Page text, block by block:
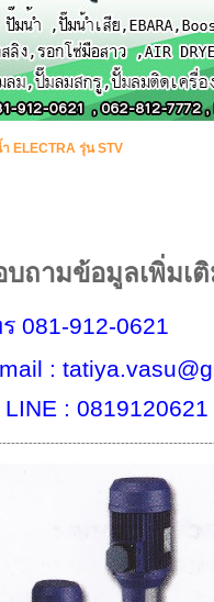
ELECTRA รุ่น STV
บถามข้อมูลเพิ่มเ
081-912-0621
:
LINE : 0819120621